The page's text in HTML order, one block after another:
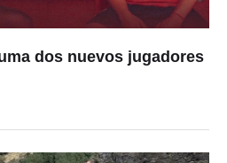
dos nuevos jugadores